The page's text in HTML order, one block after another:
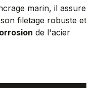
marin, il assure
filetage robuste et
de l'acier